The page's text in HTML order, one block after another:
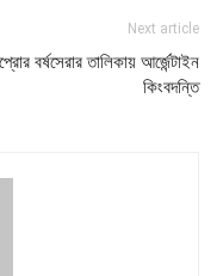
Next article
বর্ষসেরার তালিকায় আর্জেন্টাইন
কিংবদন্তি